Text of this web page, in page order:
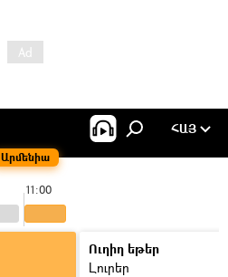
Արմենիա
ՀԱՅ
11:00
Ուղիղ եթեր
Լուրեր